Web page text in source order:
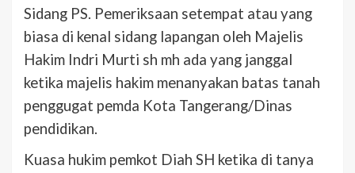
Sidang PS. Pemeriksaan setempat atau yang
biasa di kenal sidang lapangan oleh Majelis
Hakim Indri Murti sh mh ada yang janggal
ketika majelis hakim menanyakan batas tanah
penggugat pemda Kota Tangerang/Dinas
pendidikan.
Kuasa hukim pemkot Diah SH ketika di tanya